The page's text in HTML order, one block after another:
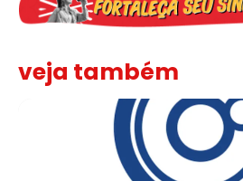
veja também
Sindicato leva reivindicações à TV